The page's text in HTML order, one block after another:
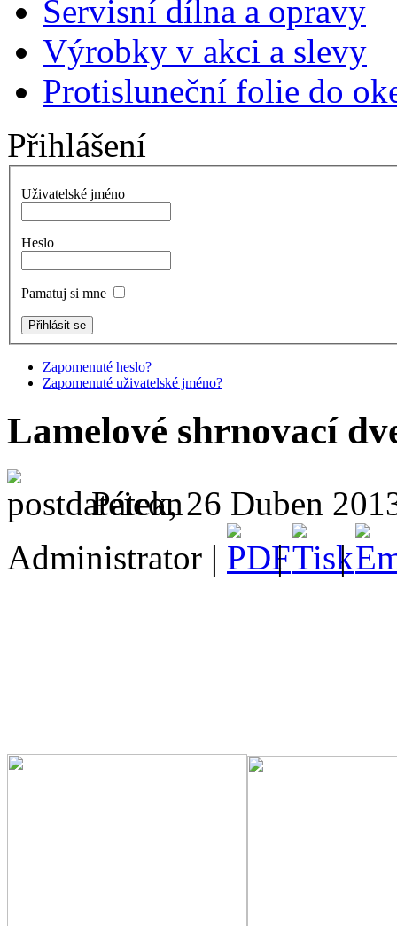
Servisní dílna a opravy
Výrobky v akci a slevy
Protisluneční folie do
Přihlášení
Uživatelské jméno
Heslo
Pamatuj si mne
Zapomenuté heslo?
Zapomenuté uživatelské jméno?
Lamelové shrnovací
Pátek, 26 Duben
Administrator |
| |